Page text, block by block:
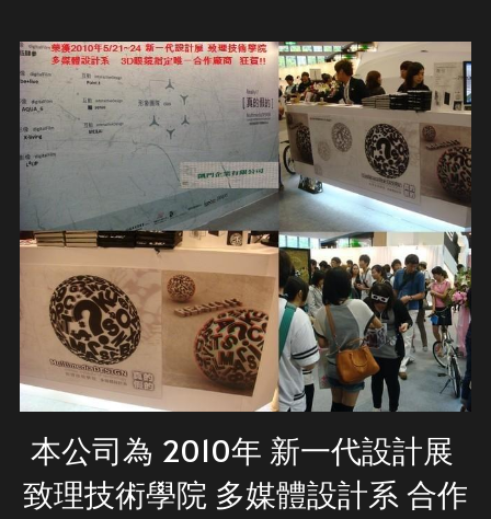
本公司為 2010年 新一代設計展
致理技術學院 多媒體設計系 合作